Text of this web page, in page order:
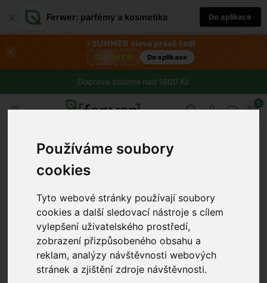
Používáme soubory
cookies
Tyto webové stránky používají soubory
cookies a další sledovací nástroje s cílem
vylepšení uživatelského prostředí,
zobrazení přizpůsobeného obsahu a
reklam, analýzy návštěvnosti webových
stránek a zjištění zdroje návštěvnosti.
Ferwer: parfémy a kosmetika Do aplikace
×
⚡SUMMER sleva právě teď!
Do aplikace
Doprava zdarma nad 1800 Kč
0